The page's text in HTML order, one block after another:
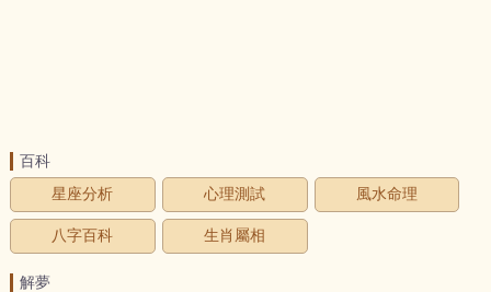
百科
星座分析
心理測試 風水命理
八字百科 生肖屬相
解夢